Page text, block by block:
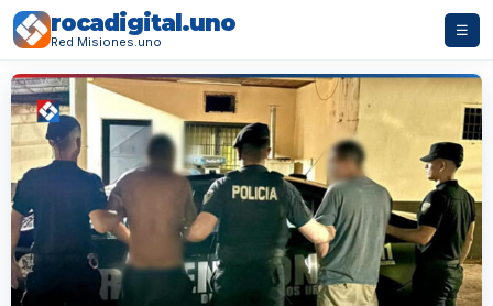
rocadigital.uno
Red Misiones.uno
☰